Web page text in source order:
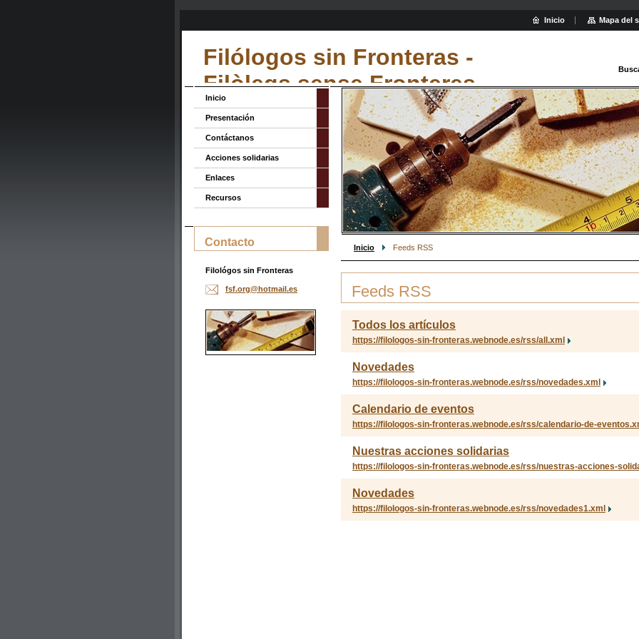
Filólogos sin Fronteras -
Filòlegs sense Fronteres
Inicio Feeds RSS
Feeds RSS
Todos los artículos
https://filologos-sin-fronteras.webnode.es/rss/all.xml
Novedades
https://filologos-sin-fronteras.webnode.es/rss/novedades.xml
Calendario de eventos
https://filologos-sin-fronteras.webnode.es/rss/calendario-de-
Nuestras acciones solidarias
https://filologos-sin-fronteras.webnode.es/rss/nuestras-acciones-
Novedades
https://filologos-sin-fronteras.webnode.es/rss/novedades1.xml
Inicio
Presentación
Contáctanos
Acciones solidarias
Enlaces
Recursos
Contacto
Filológos sin Fronteras
fsf.org@hotmail.es
Inicio Mapa del